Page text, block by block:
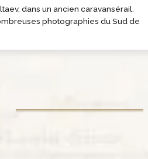
dans un ancien caravansérail.
photographies du Sud de